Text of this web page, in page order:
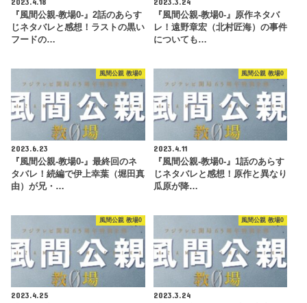
『風間公親-教場0-』2話のあらす
じネタバレと感想！ラストの黒い
フードの…
『風間公親-教場0-』原作ネタバ
レ！遠野章宏（北村匠海）の事件
についても…
風間公親 教場0
2023.6.23
『風間公親-教場0-』最終回のネ
タバレ！続編で伊上幸葉（堀田真
由）が兄・…
風間公親 教場0
2023.4.11
『風間公親-教場0-』1話のあらす
じネタバレと感想！原作と異なり
瓜原が降…
風間公親 教場0
2023.4.25
風間公親 教場0
2023.3.24